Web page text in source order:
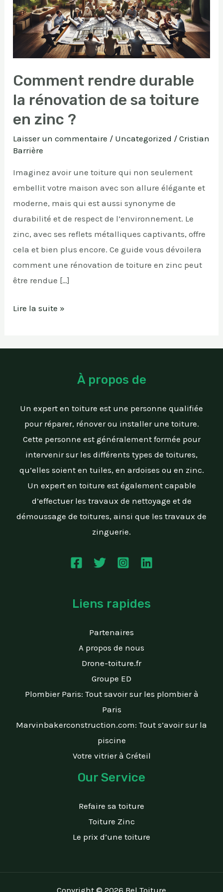
Comment rendre durable
la rénovation de sa toiture
en zinc ?
Laisser un commentaire / Uncategorized /Cristian
Barrière
Imaginez avoir une toiture qui non seulement
embellit votre maison avec son allure élégante et
moderne, mais qui est aussi synonyme de
durabilité et de respect de l’environnement. Le
zinc, avec ses reflets métalliques captivants, offre
cela et bien plus encore. Ce guide vous dévoilera
comment une rénovation de toiture en zinc peut
être rendue […]
rénovation
de
toiture
en
?
Lire la suite »
À propos de
Un expert en toiture est une personne qualifiée
pour réparer, rénover ou installer une toiture.
Cette personne est généralement formée pour
intervenir sur les différents types de toitures,
qu’elles soient en tuiles, en ardoises ou en zinc.
Un expert en toiture est également capable
d’effectuer les travaux de nettoyage et de
démoussage de toitures, ainsi que les travaux de
zinguerie.
Liens rapides
Partenaires
A propos de nous
Drone-toiture.fr
Groupe ED
Plombier Paris: Tout savoir sur les plombier à
Paris
Marvinbakerconstruction.com: Tout s’avoir sur la
piscine
Votre vitrier à Créteil
Our Service
Refaire sa toiture
Toiture Zinc
Le prix d’une toiture
Copyright © 2026 Bel Toiture